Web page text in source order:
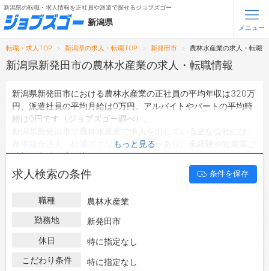
無料会員登録 ログイン
メニュー
トップ
転職支援サービスについて
転職ノウハウ(応募書類の書き方・面接対策など)
ジョブズゴーについて
会社概要
新潟県の転職・求人情報を正社員や派遣で探せるジョブズゴー
新潟県
メニュー
転職・求人TOP 新潟県の求人・転職TOP 新発田市 農林水産業の求人・転職
新潟県新発田市の農林水産業の求人・転職情報
新潟県新発田市における農林水産業の正社員の平均年収は320万
円、派遣社員の平均月給は0万円、アルバイトやパートの平均時
給は0円です（ジョブズゴー調べ）。
農事組合法人 松浦アグリテック などがあり、未経験や短期等ご
希望の条件で絞り込みができます。
新潟県新発田市の地域密着型の求人サイトであるジョブズゴーで
は新潟県新発田市の求人情報を1件取り扱っており、そのうち正
社員の求人
は0件です。
ハローワークにはない求人も多数扱っており、転職だけでなく、
新発田市で農林水産業の求人・転職情報を探している方は、ぜひ
興味のある職種に応募してみてくださいね。
もっと見る
求人検索の条件 条件を保存
職種
農林水産業
勤務地
新発田市
休日
特に指定なし
こだわり条件
特に指定なし